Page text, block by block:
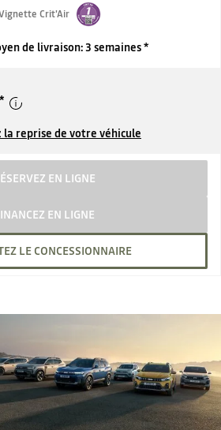
Crit'Air
de livraison: 3 semaines *
*
la reprise de votre véhicule
EN LIGNE
EN LIGNE
LE CONCESSIONNAIRE